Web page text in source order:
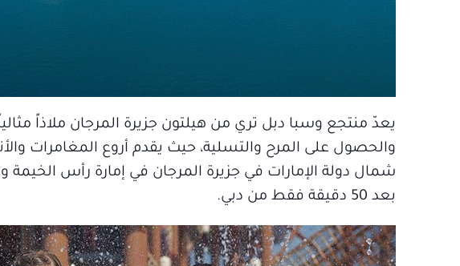
يعدّ منتجع وسبا دبل تري من هيلتون جزيرة المرجان ملاذاً
والحصول على المرح والتسلية، حيث يقدم أروع المغامرات
شمال دولة الإمارات في جزيرة المرجان في إمارة رأس الخيمة
بعد 50 دقيقة فقط من دبي.